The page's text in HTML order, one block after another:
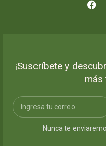
¡Suscríbete y
más
Nunca te